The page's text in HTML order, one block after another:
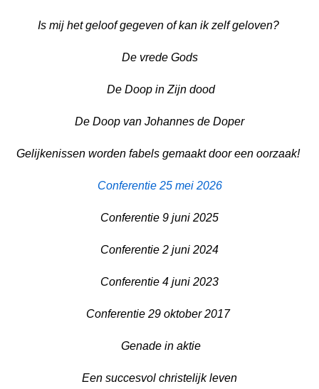
Is mij het geloof gegeven of kan ik zelf geloven?
De vrede Gods
De Doop in Zijn dood
De Doop van Johannes de Doper
Gelijkenissen worden fabels gemaakt door een oorzaak!
Conferentie 25 mei 2026
Conferentie 9 juni 2025
Conferentie 2 juni 2024
Conferentie 4 juni 2023
Conferentie 29 oktober 2017
Genade in aktie
Een succesvol christelijk leven